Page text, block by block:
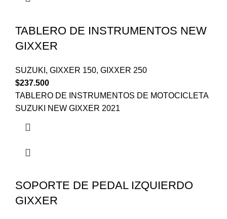
TABLERO DE INSTRUMENTOS NEW
GIXXER
SUZUKI , GIXXER 150, GIXXER 250
$237.500
TABLERO DE INSTRUMENTOS DE MOTOCICLETA
SUZUKI NEW GIXXER 2021
SOPORTE DE PEDAL IZQUIERDO
GIXXER